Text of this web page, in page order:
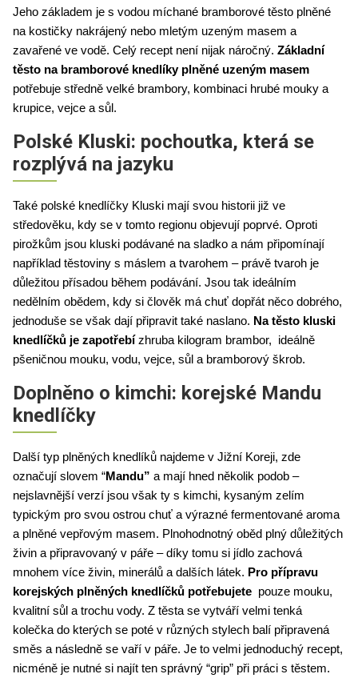
Jeho základem je s vodou míchané bramborové těsto plněné
na kostičky nakrájený nebo mletým uzeným masem a
zavařené ve vodě. Celý recept není nijak náročný. Základní
potřebuje středně velké brambory, kombinaci hrubé mouky a
krupice, vejce a sůl.
Polské Kluski: pochoutka, která se
rozplývá na jazyku
Také polské knedlíčky Kluski mají svou historii již ve
středověku, kdy se v tomto regionu objevují poprvé. Oproti
pirožkům jsou kluski podávané na sladko a nám připomínají
například těstoviny s máslem a tvarohem – právě tvaroh je
důležitou přísadou během podávání. Jsou tak ideálním
nedělním obědem, kdy si člověk má chuť dopřát něco dobrého,
jednoduše se však dají připravit také naslano. Na těsto kluski
knedlíčků je zapotřebí zhruba kilogram brambor,  ideálně
pšeničnou mouku, vodu, vejce, sůl a bramborový škrob.
Doplněno o kimchi: korejské Mandu
knedlíčky
Další typ plněných knedlíků najdeme v Jižní Koreji, zde
označují slovem “Mandu” a mají hned několik podob –
nejslavnější verzí jsou však ty s kimchi, kysaným zelím
typickým pro svou ostrou chuť a výrazné fermentované aroma
a plněné vepřovým masem. Plnohodnotný oběd plný důležitých
živin a připravovaný v páře – díky tomu si jídlo zachová
mnohem více živin, minerálů a dalších látek. Pro přípravu
korejských plněných knedlíčků potřebujete pouze mouku,
kvalitní sůl a trochu vody. Z těsta se vytváří velmi tenká
kolečka do kterých se poté v různých stylech balí připravená
směs a následně se vaří v páře. Je to velmi jednoduchý recept,
nicméně je nutné si najít ten správný “grip” při práci s těstem.